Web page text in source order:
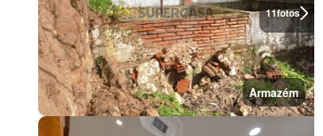
11fotos
Armazém